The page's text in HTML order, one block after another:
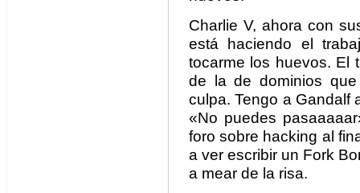
Charlie V, ahora con
está haciendo el
tocarme los huevos. El
de la de dominios
culpa. Tengo a Gandalf
«No puedes
foro sobre hacking al
a ver escribir un Fork
a mear de la risa.